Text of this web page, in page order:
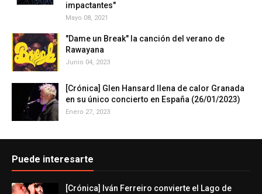
impactantes"
Mayo 08, 2021
"Dame un Break" la canción del verano de
Rawayana
Junio 04, 2023
[Crónica] Glen Hansard llena de calor Granada
en su único concierto en España (26/01/2023)
Enero 27, 2023
Puede interesarte
[Crónica] Iván Ferreiro convierte el Lago de